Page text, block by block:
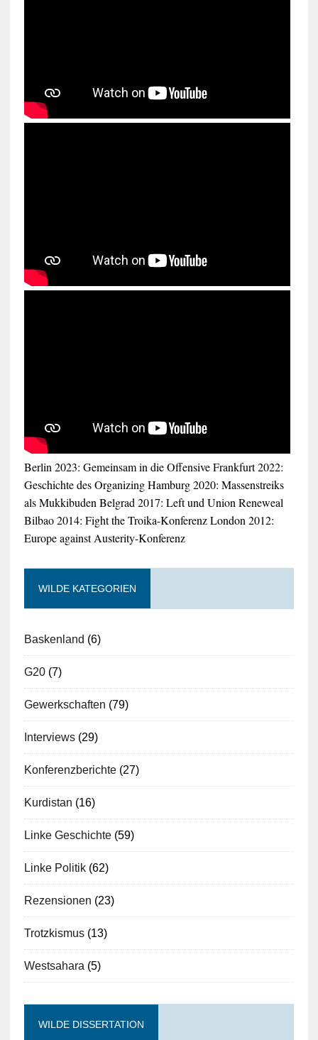
Berlin 2023: Gemeinsam in die OffensiveFrankfurt 2022:
Geschichte des OrganizingHamburg 2020: Massenstreiks
als Mukkibuden Belgrad 2017: Left und Union Reneweal
Bilbao 2014: Fight the Troika-KonferenzLondon 2012:
Europe against Austerity-Konferenz
WILDE KATEGORIEN
Baskenland (6)
G20(7)
Gewerkschaften (79)
Interviews(29)
Konferenzberichte(27)
Kurdistan (16)
Linke Geschichte(59)
Linke Politik(62)
Rezensionen (23)
Trotzkismus(13)
Westsahara (5)
WILDE DISSERTATION